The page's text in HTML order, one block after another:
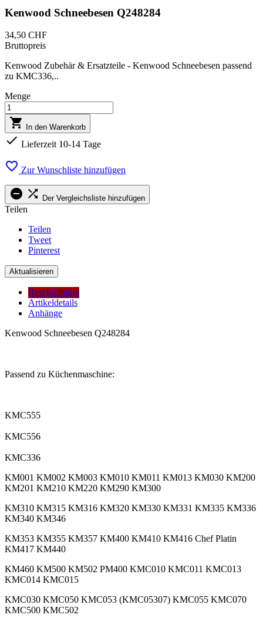
Kenwood Schneebesen Q248284
34,50 CHF
Bruttopreis
Kenwood Zubehär & Ersatzteile - Kenwood Schneebesen passend
zu KMC336,..
Menge
 In den Warenkorb
 Lieferzeit 10-14 Tage
 Zur Wunschliste hinzufügen
  Der Vergleichsliste hinzufügen
Teilen
Teilen
Tweet
Pinterest
Beschreibung
Artikeldetails
Anhänge
Kenwood Schneebesen Q248284
Passend zu Küchenmaschine:
KMC555
KMC556
KMC336
KM001 KM002 KM003 KM010 KM011 KM013 KM030 KM200
KM201 KM210 KM220 KM290 KM300
KM310 KM315 KM316 KM320 KM330 KM331 KM335 KM336
KM340 KM346
KM353 KM355 KM357 KM400 KM410 KM416 Chef Platin
KM417 KM440
KM460 KM500 KM502 PM400 KMC010 KMC011 KMC013
KMC014 KMC015
KMC030 KMC050 KMC053 (KMC05307) KMC055 KMC070
KMC500 KMC502